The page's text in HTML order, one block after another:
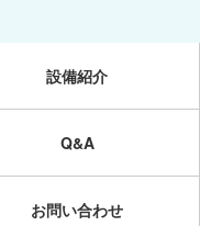
設備紹介
Q&A
お問い合わせ